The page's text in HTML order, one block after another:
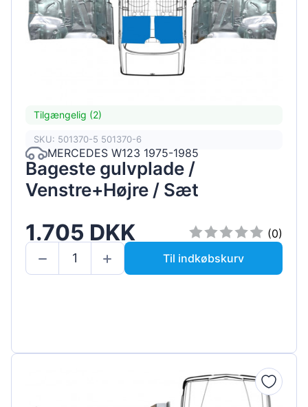
Tilgængelig (2)
SKU: 501370-5 501370-6
MERCEDES W123 1975-1985
Bageste gulvplade /
Venstre+Højre / Sæt
1.705 DKK
(0)
Til indkøbskurv